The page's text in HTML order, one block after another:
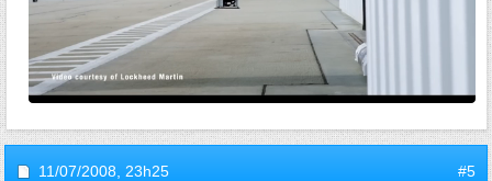
11/07/2008, 23h25 #5